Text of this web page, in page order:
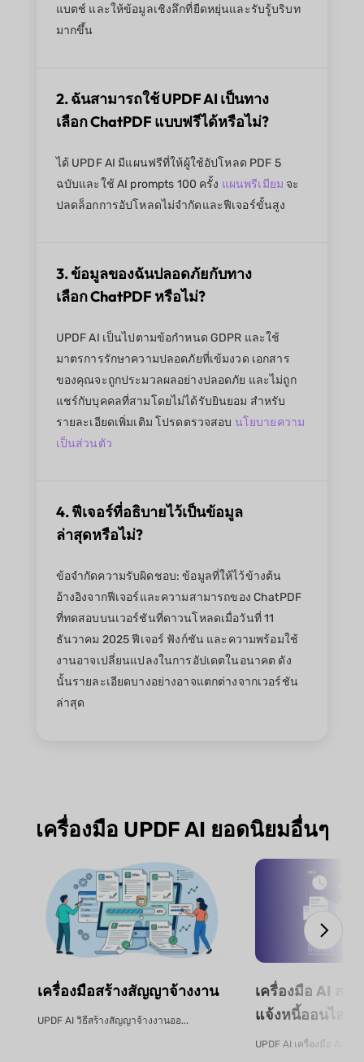
แบตช์ และให้ข้อมูลเชิงลึกที่ยืดหยุ่นและรับรู้บริบท
มากขึ้น
2. ฉันสามารถใช้ UPDF AI เป็นทาง
เลือก ChatPDF แบบฟรีได้หรือไม่?
ได้ UPDF AI มีแผนฟรีที่ให้ผู้ใช้อัปโหลด PDF 5
ฉบับและใช้ AI prompts 100 ครั้ง แผนพรีเมียม จะ
ปลดล็อกการอัปโหลดไม่จำกัดและฟีเจอร์ขั้นสูง
3. ข้อมูลของฉันปลอดภัยกับทาง
เลือก ChatPDF หรือไม่?
UPDF AI เป็นไปตามข้อกำหนด GDPR และใช้
มาตรการรักษาความปลอดภัยที่เข้มงวด เอกสาร
ของคุณจะถูกประมวลผลอย่างปลอดภัย และไม่ถูก
แชร์กับบุคคลที่สามโดยไม่ได้รับยินยอม สำหรับ
รายละเอียดเพิ่มเติม โปรดตรวจสอบ นโยบายความ
เป็นส่วนตัว
4. ฟีเจอร์ที่อธิบายไว้เป็นข้อมูล
ล่าสุดหรือไม่?
ข้อจำกัดความรับผิดชอบ: ข้อมูลที่ให้ไว้ข้างต้น
อ้างอิงจากฟีเจอร์และความสามารถของ ChatPDF
ที่ทดสอบบนเวอร์ชันที่ดาวนโหลดเมื่อวันที่ 11
ธันวาคม 2025 ฟีเจอร์ ฟังก์ชัน และความพร้อมใช้
งานอาจเปลี่ยนแปลงในการอัปเดตในอนาคต ดัง
นั้นรายละเอียดบางอย่างอาจแตกต่างจากเวอร์ชัน
ล่าสุด
เครื่องมือ UPDF AI ยอดนิยมอื่นๆ
เครื่องมือสร้างสัญญาจ้างงาน
UPDF AI วิธีสร้างสัญญาจ้างงานออ...
เครื่องมือ AI สกั
แจ้งหนี้ออนไลน์
UPDF AI เครื่องมือ AI สกั